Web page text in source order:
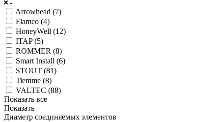
Arrowhead (7)
Flamco (4)
HoneyWell (12)
ITAP (5)
ROMMER (8)
Smart Install (6)
STOUT (81)
Tiemme (8)
VALTEC (88)
Показать все
Показать
Диаметр соединяемых элементов